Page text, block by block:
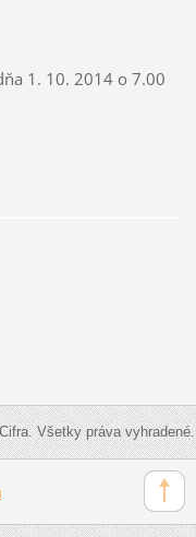
1. 10. 2014 o 7.00
Všetky práva vyhradené.